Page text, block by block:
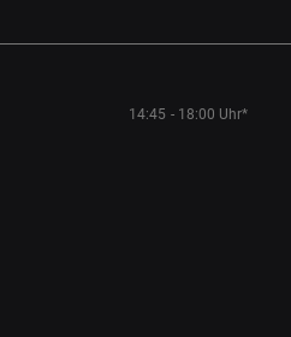
14:45 - 18:00 Uhr*